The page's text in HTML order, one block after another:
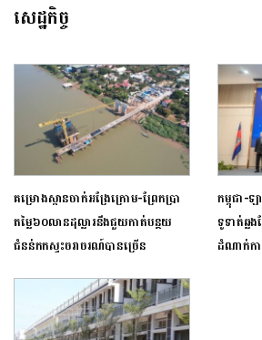
សេដ្ឋកិច្ច
គម្រោងស្ពានចាក់អង្រែក្រោម-ព្រែកប្រា
តម្លៃ​៦០លានដុល្លារនឹងជួយកាត់បន្ថយ
ជំនន់កកស្ទះចរាចរណ៍បានច្រើន
កម្ពុជា-ឡ
ទូទាត់ឆ្ល
ដំណាក់ក